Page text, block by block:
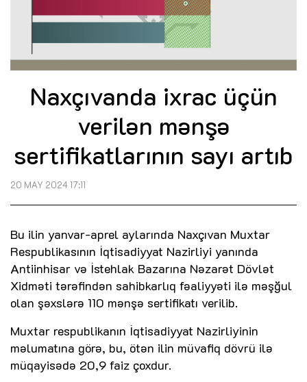
Naxçıvanda ixrac üçün
verilən mənşə
sertifikatlarının sayı artıb
20 MAY 2024 17:11
Bu ilin yanvar-aprel aylarında Naxçıvan Muxtar
Respublikasının İqtisadiyyat Nazirliyi yanında
Antiinhisar və İstehlak Bazarına Nəzarət Dövlət
Xidməti tərəfindən sahibkarlıq fəaliyyəti ilə məşğul
olan şəxslərə 110 mənşə sertifikatı verilib.
Muxtar respublikanın İqtisadiyyat Nazirliyinin
məlumatına görə, bu, ötən ilin müvafiq dövrü ilə
müqayisədə 20,9 faiz çoxdur.